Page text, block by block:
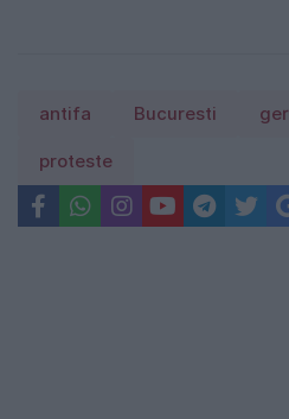
antifa Bucuresti
proteste